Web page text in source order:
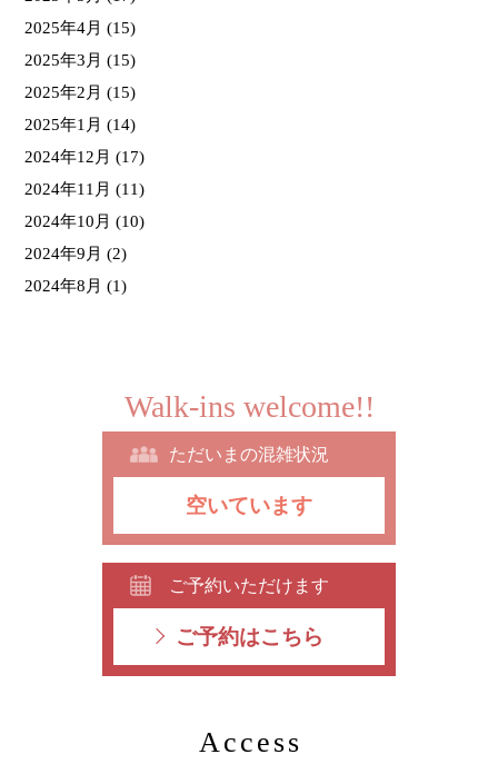
2025年4月 (15)
2025年3月 (15)
2025年2月 (15)
2025年1月 (14)
2024年12月 (17)
2024年11月 (11)
2024年10月 (10)
2024年9月 (2)
2024年8月 (1)
ただいまの混雑状況
空いています
Walk-ins welcome!!
ご予約いただけます
ご予約はこちら
Access